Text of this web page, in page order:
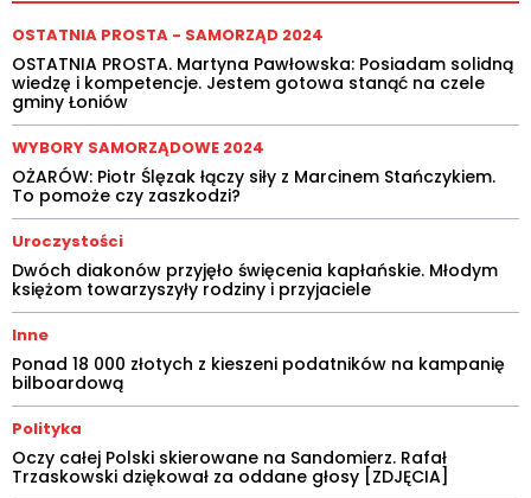
OSTATNIA PROSTA - SAMORZĄD 2024
OSTATNIA PROSTA. Martyna Pawłowska: Posiadam solidną
wiedzę i kompetencje. Jestem gotowa stanąć na czele
gminy Łoniów
WYBORY SAMORZĄDOWE 2024
OŻARÓW: Piotr Ślęzak łączy siły z Marcinem Stańczykiem.
To pomoże czy zaszkodzi?
Uroczystości
Dwóch diakonów przyjęło święcenia kapłańskie. Młodym
księżom towarzyszyły rodziny i przyjaciele
Inne
Ponad 18 000 złotych z kieszeni podatników na kampanię
bilboardową
Polityka
Oczy całej Polski skierowane na Sandomierz. Rafał
Trzaskowski dziękował za oddane głosy [ZDJĘCIA]